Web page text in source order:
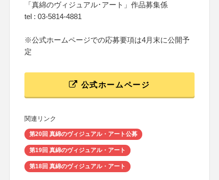
「真綿のヴィジュアル･アート」作品募集係
tel : 03-5814-4881
※公式ホームページでの応募要項は4月末に公開予
定
公式ホームページ
関連リンク
第20回 真綿のヴィジュアル・アート公募
第19回 真綿のヴィジュアル・アート
第18回 真綿のヴィジュアル・アート